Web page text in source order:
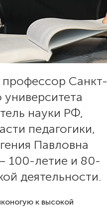
профессор Санкт-
университета
науки РФ,
педагогики,
Павловна
100-летие и 80-
деятельности.
к высокой